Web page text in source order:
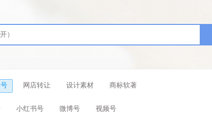
网店转让 设计素材 商标软著
小红书号 微博号 视频号